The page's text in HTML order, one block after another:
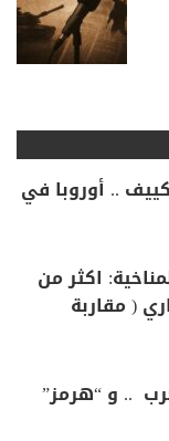
.. أوروبا في
اكثر من
( مقاربة
.. و “هرمز”